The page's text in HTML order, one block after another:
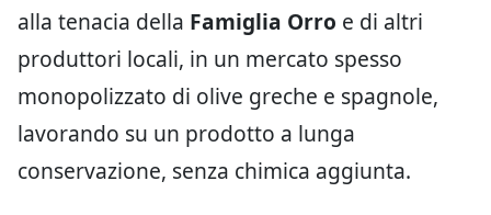
alla tenacia della Famiglia Orro e di altri
produttori locali, in un mercato spesso
monopolizzato di olive greche e spagnole,
lavorando su un prodotto a lunga
conservazione, senza chimica aggiunta.